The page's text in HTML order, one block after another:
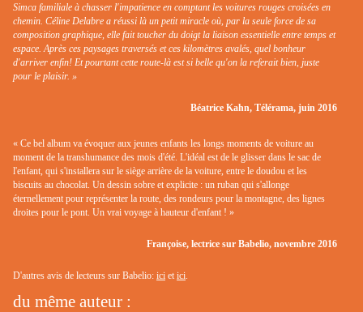
Simca familiale à chasser l'impatience en comptant les voitures rouges croisées en
chemin. Céline Delabre a réussi là un petit miracle où, par la seule force de sa
composition graphique, elle fait toucher du doigt la liaison essentielle entre temps et
espace. Après ces paysages traversés et ces kilomètres avalés, quel bonheur
d'arriver enfin! Et pourtant cette route-là est si belle qu'on la referait bien, juste
pour le plaisir. »
Béatrice Kahn, Télérama, juin 2016
« Ce bel album va évoquer aux jeunes enfants les longs moments de voiture au
moment de la transhumance des mois d'été. L'idéal est de le glisser dans le sac de
l'enfant, qui s'installera sur le siège arrière de la voiture, entre le doudou et les
biscuits au chocolat. Un dessin sobre et explicite : un ruban qui s'allonge
éternellement pour représenter la route, des rondeurs pour la montagne, des lignes
droites pour le pont. Un vrai voyage à hauteur d'enfant ! »
Françoise, lectrice sur Babelio, novembre 2016
D'autres avis de lecteurs sur Babelio: ici et ici
du même auteur :